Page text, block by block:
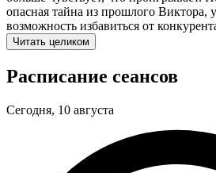
опасная тайна из прошлого Виктора,
возможность избавиться от
Читать целиком
Расписание сеансов
Сегодня, 10 августа